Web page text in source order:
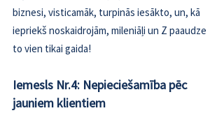
biznesi, visticamāk, turpinās iesākto, un, kā
iepriekš noskaidrojām, mileniāļi un Z paaudze
to vien tikai gaida!
Iemesls Nr.4: Nepieciešamība pēc
jauniem klientiem